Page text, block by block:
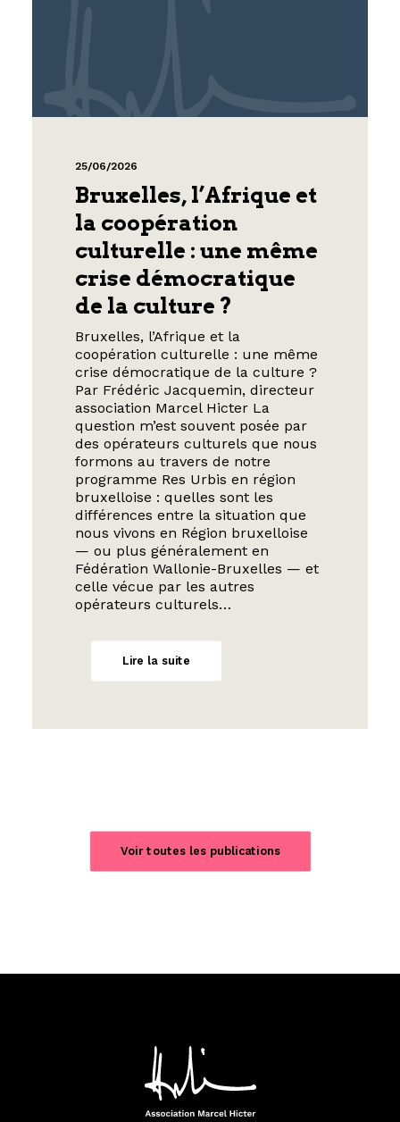
25/06/2026
Bruxelles, l’Afrique et
la coopération
culturelle : une même
crise démocratique
de la culture ?
Bruxelles, l’Afrique et la
coopération culturelle : une même
crise démocratique de la culture ?
Par Frédéric Jacquemin, directeur
association Marcel Hicter La
question m’est souvent posée par
des opérateurs culturels que nous
formons au travers de notre
programme Res Urbis en région
bruxelloise : quelles sont les
différences entre la situation que
nous vivons en Région bruxelloise
— ou plus généralement en
Fédération Wallonie-Bruxelles — et
celle vécue par les autres
opérateurs culturels…
Lire la suite
Voir toutes les publications